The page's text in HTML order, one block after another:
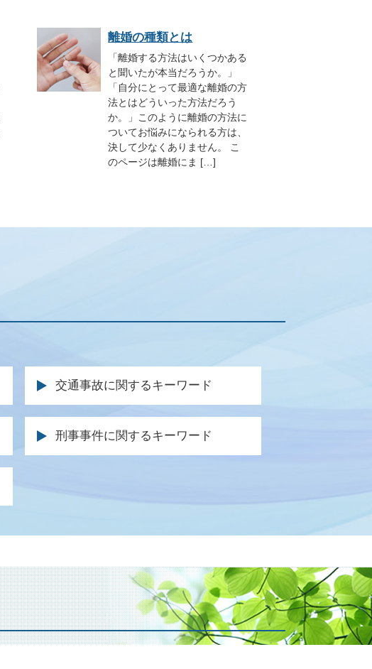
離婚の種類とは
「離婚する方法はいくつかある
と聞いたが本当だろうか。」
「自分にとって最適な離婚の方
法とはどういった方法だろう
か。」このように離婚の方法に
ついてお悩みになられる方は、
決して少なくありません。 こ
のページは離婚にま […]
交通事故に関するキーワード
交通事故 逸失利益
被害者 請求期間
逸失利益 計算
後遺症 診断書
事故 保険会社 交渉
刑事事件に関するキーワード
示談 前科
逮捕 相談
起訴された場合
刑事事件 起訴
痴漢 弁護人